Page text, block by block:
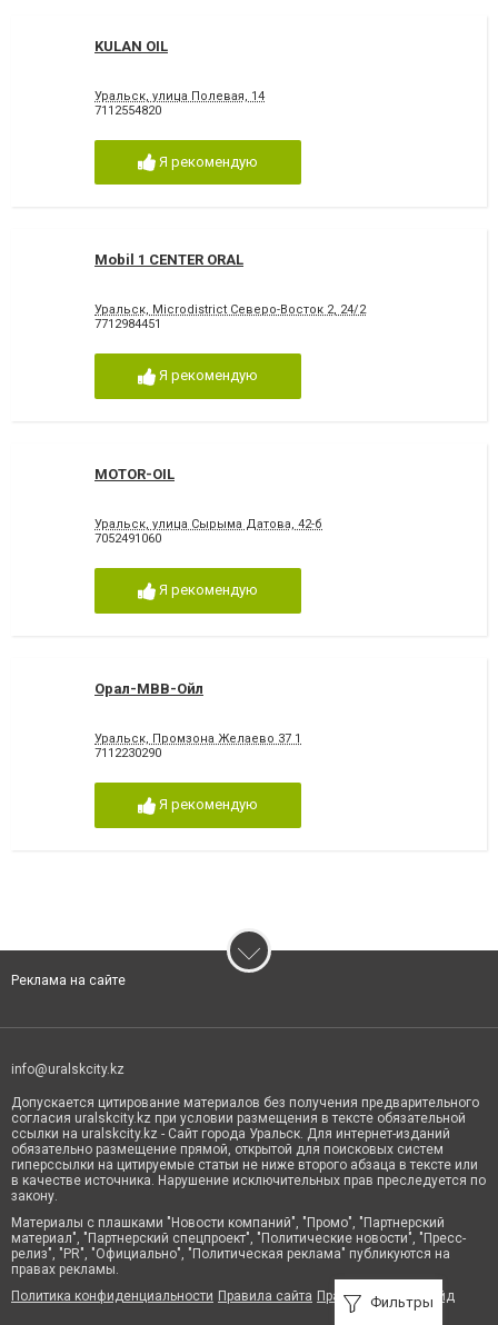
KULAN OIL
Уральск, улица Полевая, 14
7112554820
Я рекомендую
Mobil 1 CENTER ORAL
Уральск, Microdistrict Северо-Восток 2, 24/2
7712984451
Я рекомендую
MOTOR-OIL
Уральск, улица Сырыма Датова, 42-б
7052491060
Я рекомендую
Орал-МВВ-Ойл
Уральск, Промзона Желаево 37 1
7112230290
Я рекомендую
Фильтры
Реклама на сайте
info@uralskcity.kz
Допускается цитирование материалов без получения предварительного
согласия uralskcity.kz при условии размещения в тексте обязательной
ссылки на uralskcity.kz - Сайт города Уральск. Для интернет-изданий
обязательно размещение прямой, открытой для поисковых систем
гиперссылки на цитируемые статьи не ниже второго абзаца в тексте или
в качестве источника. Нарушение исключительных прав преследуется по
закону.
Материалы с плашками "Новости компаний", "Промо", "Партнерский
материал", "Партнерский спецпроект", "Политические новости", "Пресс-
релиз", "PR", "Официально", "Политическая реклама" публикуются на
правах рекламы.
Политика конфиденциальности Правила сайта Правила классифайд